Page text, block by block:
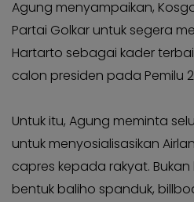
Agung menyampaikan,
Partai Golkar untuk segera
Hartarto sebagai kader
calon presiden pada Pemilu
Untuk itu, Agung meminta
untuk menyosialisasikan
capres kepada rakyat.
bentuk baliho spanduk,